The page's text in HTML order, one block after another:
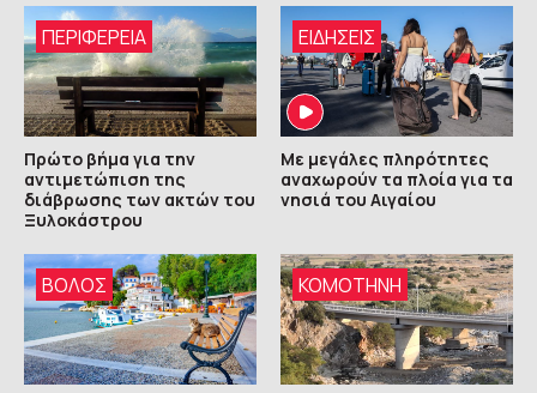
ΠΕΡΙΦΈΡΕΙΑ
Πρώτο βήμα για την
αντιμετώπιση της
διάβρωσης των ακτών του
Ξυλοκάστρου
ΕΙΔΗΣΕΙΣ
Με μεγάλες πληρότητες
αναχωρούν τα πλοία για τα
νησιά του Αιγαίου
ΒΟΛΟΣ KOMOTHNH